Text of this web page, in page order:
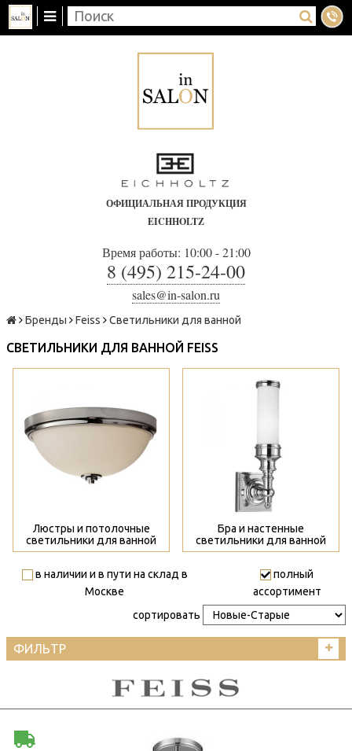
ОФИЦИАЛЬНАЯ ПРОДУКЦИЯ
EICHHOLTZ
Время работы: 10:00 - 21:00
8 (495) 215-24-00
sales@in-salon.ru
Бренды Feiss Светильники для ванной
СВЕТИЛЬНИКИ ДЛЯ ВАННОЙ FEISS
Люстры и потолочные
светильники для ванной
>
Бра и настенные
светильники для ванной
в наличии и в пути на склад в
Москве
полный
ассортимент
сортировать
ФИЛЬТР